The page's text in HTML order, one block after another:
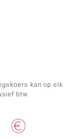
kan op elk
btw